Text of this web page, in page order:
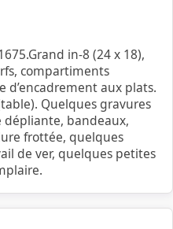
in-8 (24 x 18),
compartiments
d’encadrement aux plats.
Quelques gravures
bandeaux,
frottée, quelques
de ver, quelques petites